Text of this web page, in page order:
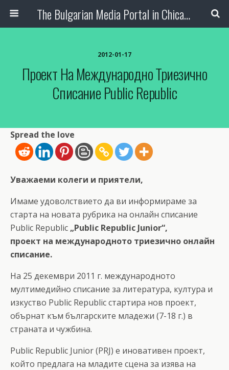
The Bulgarian Media Portal in Chicago
2012-01-17
Проект На Международно Триезично
Списание Public Republic
Spread the love
Уважаеми колеги и приятели,
Имаме удоволствието да ви информираме за
старта на новата рубрика на онлайн списание
Public Republic „Public Republic Junior“,
проект на международното триезично онлайн
списание.
На 25 декември 2011 г. международното
мултимедийно списание за литература, култура и
изкуство Public Republic стартира нов проект,
обърнат към българските младежи (7-18 г.) в
страната и чужбина.
Public Republic Junior (PRJ) е иновативен проект,
който предлага на младите сцена за изява на